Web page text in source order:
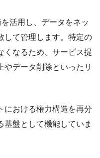
活用し、データをネッ
して管理します。特定の
くなるため、サービス提
データ削除といったリ
における権力構造を再分
盤として機能していま